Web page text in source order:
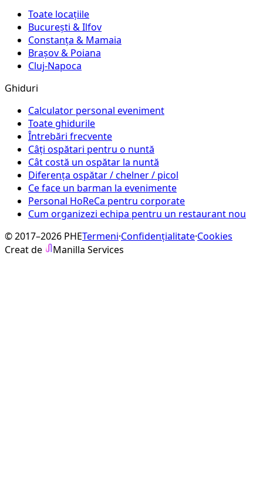
Toate locațiile
București & Ilfov
Constanța & Mamaia
Brașov & Poiana
Cluj-Napoca
Ghiduri
Calculator personal eveniment
Toate ghidurile
Întrebări frecvente
Câți ospătari pentru o nuntă
Cât costă un ospătar la nuntă
Diferența ospătar / chelner / picol
Ce face un barman la evenimente
Personal HoReCa pentru corporate
Cum organizezi echipa pentru un restaurant nou
© 2017–2026 PHETermeni·Confidențialitate·Cookies
Creat de
Manilla Services